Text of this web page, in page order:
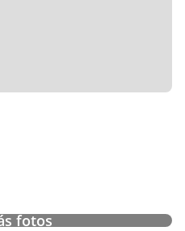
fotos